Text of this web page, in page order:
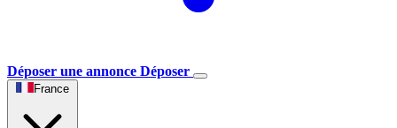
Déposer une annonce Déposer
France